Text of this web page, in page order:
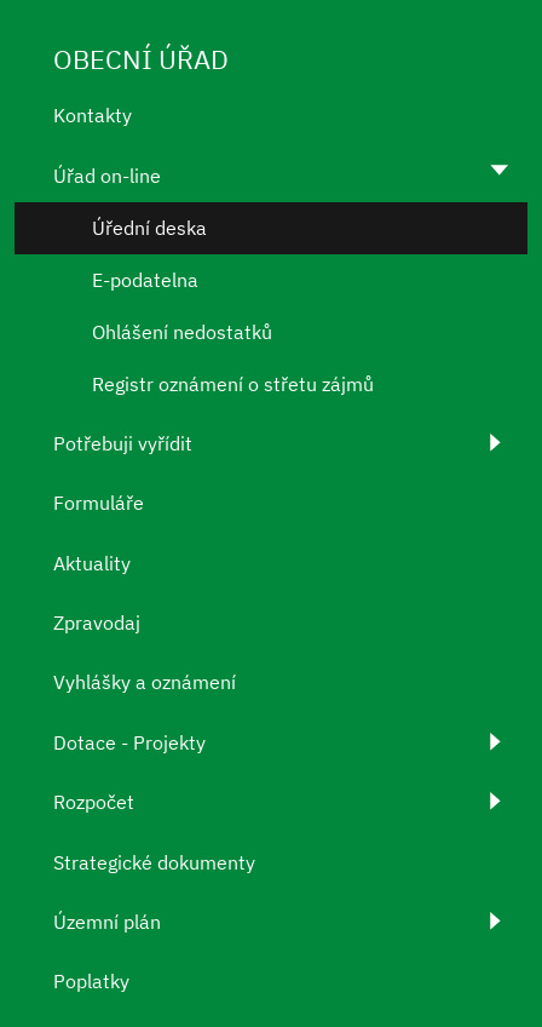
OBECNÍ ÚŘAD
Kontakty
Úřad on-line
Úřední deska
E-podatelna
Ohlášení nedostatků
Registr oznámení o střetu zájmů
Potřebuji vyřídit
Formuláře
Aktuality
Zpravodaj
Vyhlášky a oznámení
Dotace - Projekty
Rozpočet
Strategické dokumenty
Územní plán
Poplatky